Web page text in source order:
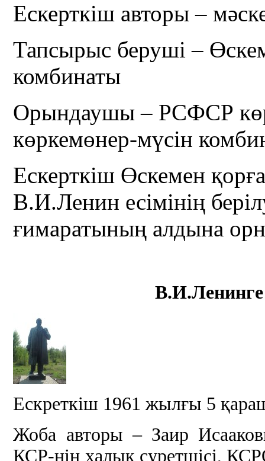
Ескерткіш авторы –
Тапсырыс беруші –
комбинаты
Орындаушы – РСФСР
көркемөнер-мүсін
Ескерткіш Өскемен
В.И.Ленин есімінің
ғимаратының алдына
В.И.Ленинге
Ескреткіш 1961 жылғы 5
Жоба авторы – Заир
КСР-нің халық суретшісі,